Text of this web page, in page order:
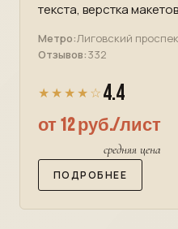
текста, верстка
Метро:Лиговский
Отзывов:332
★★★★☆ 4.4
от 12 руб./лист
средняя цена
ПОДРОБНЕЕ